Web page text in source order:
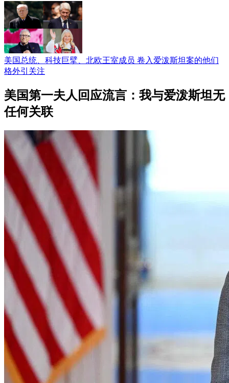
美国总统、科技巨擘、北欧王室成员 卷入爱泼斯坦案的他们
格外引关注
美国第一夫人回应流言：我与爱泼斯坦无
任何关联